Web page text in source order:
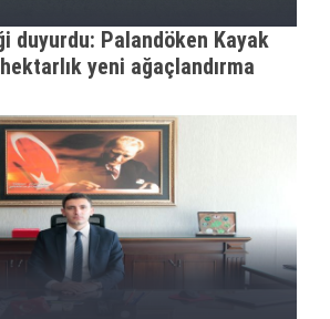
duyurdu: Palandöken Kayak
yeni ağaçlandırma